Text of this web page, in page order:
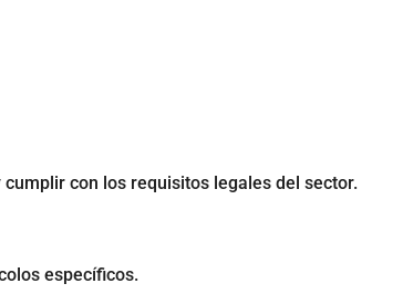
con los requisitos legales del sector.
específicos.